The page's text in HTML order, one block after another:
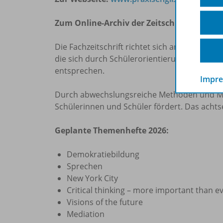
Zum Online-Archiv der Zeitschriften
Die Fachzeitschrift richtet sich an
die sich durch Schülerorientierung und
entsprechen.
Durch abwechslungsreiche Methoden und
Schülerinnen und Schüler fördert. Das
Geplante Themenhefte 2026:
Demokratiebildung
Sprechen
New York City
Critical thinking – more important than
Visions of the future
Mediation